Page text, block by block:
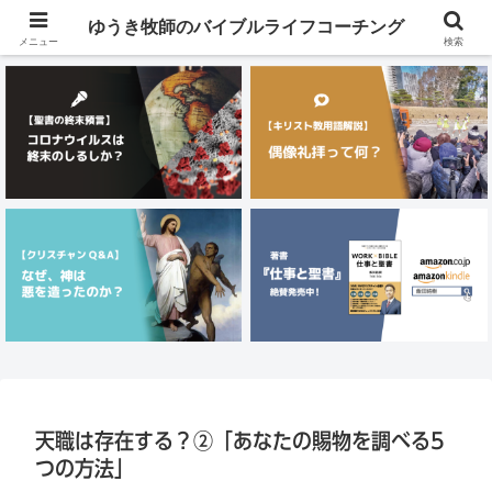
メニュー
天職は存在する？②「あなたの賜物を調べる5
つの方法」
メニュー
ゆうき牧師のバイブルライフコーチング
検索